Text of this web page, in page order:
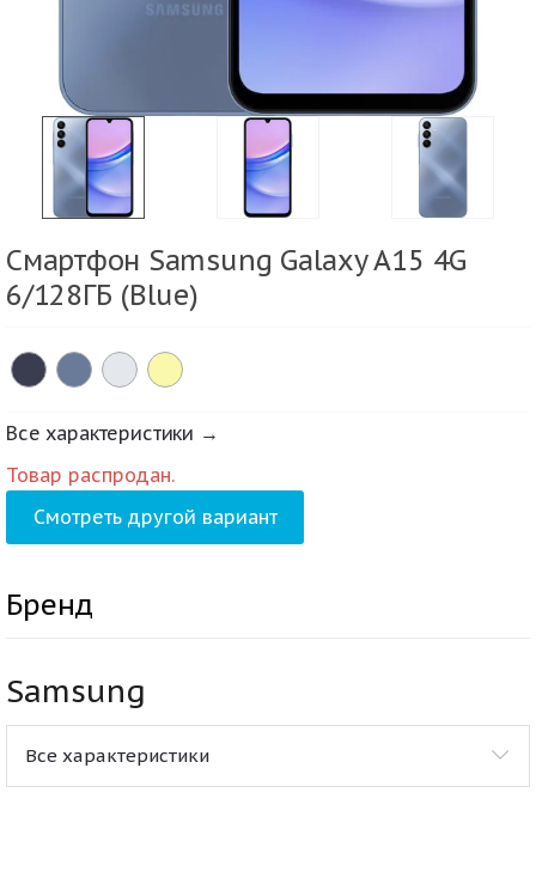
Смартфон Samsung Galaxy A15 4G
6/128ГБ (Blue)
Все характеристики →
Товар распродан.
Смотреть другой вариант
Бренд
Samsung
Все характеристики